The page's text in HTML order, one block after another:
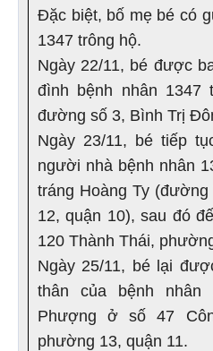
Đặc biệt, bố mẹ bé có
1347 trông hộ.
Ngày 22/11, bé được
đình bệnh nhân 1347
đường số 3, Bình Trị
Ngày 23/11, bé tiếp
người nhà bệnh nhân
tráng Hoàng Ty
12, quận 10), sau đó
120 Thành Thái,
Ngày 25/11, bé lại
thân của bệnh nhân
Phượng ở số 47
phường 13, quận 11.